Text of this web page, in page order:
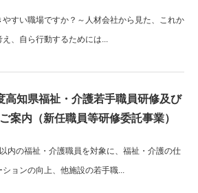
やすい職場ですか？～人材会社から見た、これか
、自ら行動するためには...
高知県福祉・介護若手職員研修及び
案内（新任職員等研修委託事業）
内の福祉・介護職員を対象に、福祉・介護の仕
ョンの向上、他施設の若手職...